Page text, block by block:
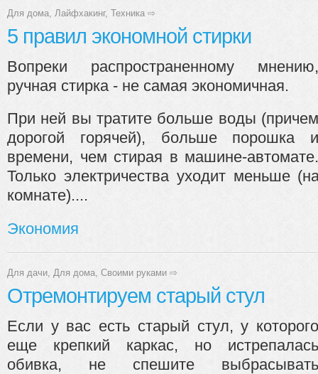
Для дома Лайфхакинг, Техника ⇨
5 правил экономной стирки
Вопреки распространенному мнению,
ручная стирка - не самая экономичная.
При ней вы тратите больше воды (причем
дорогой горячей), больше порошка и
времени, чем стирая в машине-автомате.
Только электричества уходит меньше
комнате)....
Экономия
Для дачи Для дома Своими руками ⇨
Отремонтируем старый стул
Если у вас есть старый стул, у которого
еще крепкий каркас, но истрепалась
обивка, не спешите выбрасывать